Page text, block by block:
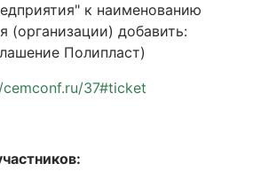
к наименованию
(организации) добавить:
Полипласт)
37#ticket